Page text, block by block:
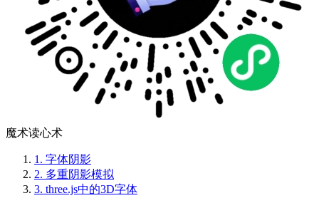
魔术读心术
1. 字体阴影
2. 多重阴影模拟
3. three.js中的3D字体